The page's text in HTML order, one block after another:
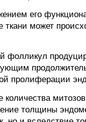
его
ткани может
пролиферации
толщины